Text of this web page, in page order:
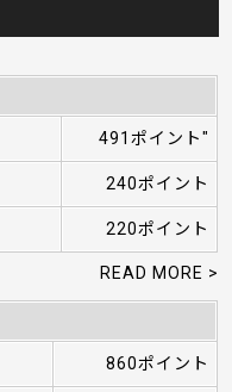
491ポイント"
240ポイント
220ポイント
READ MORE >
860ポイント